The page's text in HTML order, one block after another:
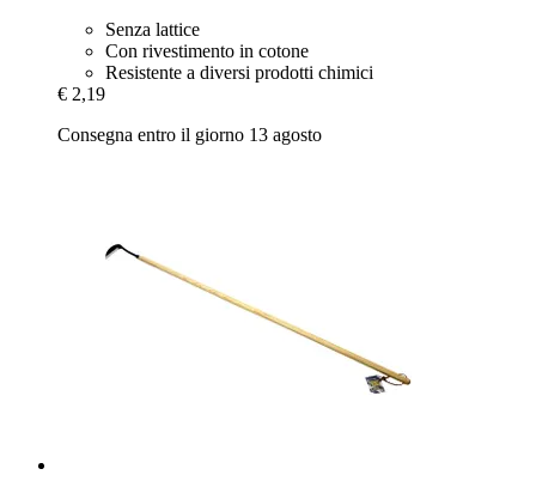
Senza lattice
Con rivestimento in cotone
Resistente a diversi prodotti chimici
€ 2,19
Consegna entro il giorno 13 agosto